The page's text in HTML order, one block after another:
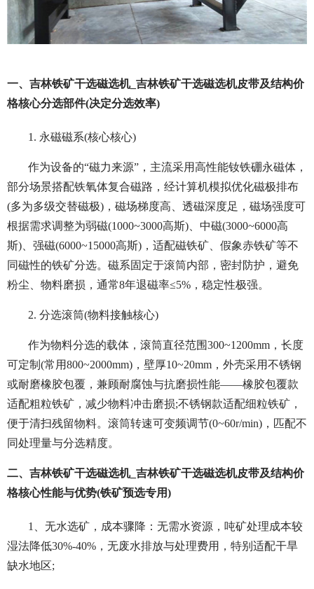
一、吉林铁矿干选磁选机_吉林铁矿干选磁选机皮带及结构价
格核心分选部件(决定分选效率)
1. 永磁磁系(核心核心)
作为设备的“磁力来源”，主流采用高性能钕铁硼永磁体，
部分场景搭配铁氧体复合磁路，经计算机模拟优化磁极排布
(多为多级交替磁极)，磁场梯度高、透磁深度足，磁场强度可
根据需求调整为弱磁(1000~3000高斯)、中磁(3000~6000高
斯)、强磁(6000~15000高斯)，适配磁铁矿、假象赤铁矿等不
同磁性的铁矿分选。磁系固定于滚筒内部，密封防护，避免
粉尘、物料磨损，通常8年退磁率≤5%，稳定性极强。
2. 分选滚筒(物料接触核心)
作为物料分选的载体，滚筒直径范围300~1200mm，长度
可定制(常用800~2000mm)，壁厚10~20mm，外壳采用不锈钢
或耐磨橡胶包覆，兼顾耐腐蚀与抗磨损性能——橡胶包覆款
适配粗粒铁矿，减少物料冲击磨损;不锈钢款适配细粒铁矿，
便于清扫残留物料。滚筒转速可变频调节(0~60r/min)，匹配不
同处理量与分选精度。
二、吉林铁矿干选磁选机_吉林铁矿干选磁选机皮带及结构价
格核心性能与优势(铁矿预选专用)
1、无水选矿，成本骤降：无需水资源，吨矿处理成本较
湿法降低30%-40%，无废水排放与处理费用，特别适配干旱
缺水地区;